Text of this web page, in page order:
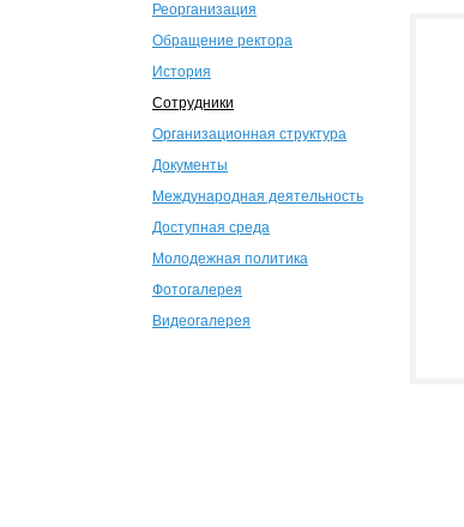
Реорганизация
Обращение ректора
История
Сотрудники
Организационная структура
Документы
Международная деятельность
Доступная среда
Молодежная политика
Фотогалерея
Видеогалерея